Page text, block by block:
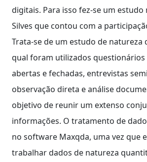
digitais. Para isso fez-se um estudo
Silves que contou com a
Trata-se de um estudo de natureza
qual foram utilizados
abertas e fechadas, entrevistas
observação direta e análise
objetivo de reunir um extenso
informações. O tratamento de
no software Maxqda, uma vez que
trabalhar dados de natureza